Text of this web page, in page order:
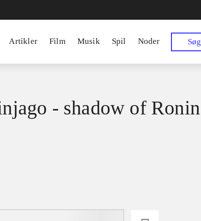
Artikler Film Musik Spil Noder Søg
- shadow of Ronin